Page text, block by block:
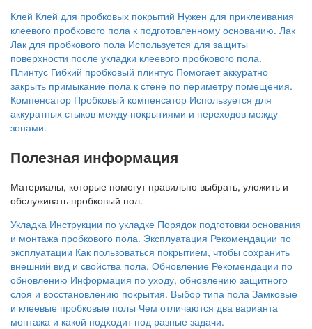
Клей Клей для пробковых покрытий Нужен для приклеивания
клеевого пробкового пола к подготовленному основанию. Лак
Лак для пробкового пола Используется для защиты
поверхности после укладки клеевого пробкового пола.
Плинтус Гибкий пробковый плинтус Помогает аккуратно
закрыть примыкание пола к стене по периметру помещения.
Компенсатор Пробковый компенсатор Используется для
аккуратных стыков между покрытиями и переходов между
зонами.
Полезная информация
Материалы, которые помогут правильно выбрать, уложить и
обслуживать пробковый пол.
Укладка Инструкции по укладке Порядок подготовки основания
и монтажа пробкового пола. Эксплуатация Рекомендации по
эксплуатации Как пользоваться покрытием, чтобы сохранить
внешний вид и свойства пола. Обновление Рекомендации по
обновлению Информация по уходу, обновлению защитного
слоя и восстановлению покрытия. Выбор типа пола Замковые
и клеевые пробковые полы Чем отличаются два варианта
монтажа и какой подходит под разные задачи.